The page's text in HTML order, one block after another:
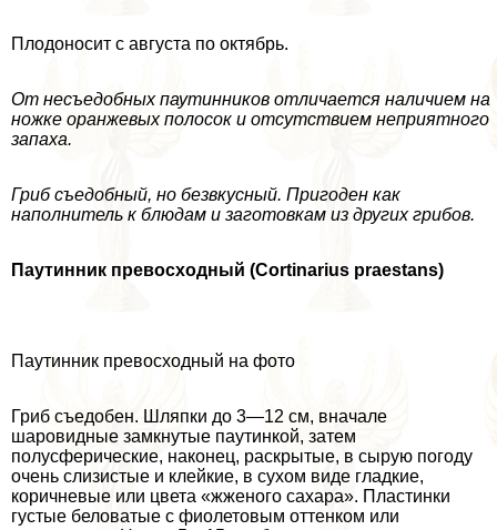
Плодоносит с августа по октябрь.
От несъедобных паутинников отличается наличием на
ножке оранжевых полосок и отсутствием неприятного
запаха.
Гриб съедобный, но безвкусный. Пригоден как
наполнитель к блюдам и заготовкам из других грибов.
Паутинник превосходный (Cortinarius praestans)
Паутинник превосходный на фото
Гриб съедобен. Шляпки до 3—12 см, вначале
шаровидные замкнутые паутинкой, затем
полусферические, наконец, раскрытые, в сырую погоду
очень слизистые и клейкие, в сухом виде гладкие,
коричневые или цвета «жженого сахара». Пластинки
густые беловатые с фиолетовым оттенком или